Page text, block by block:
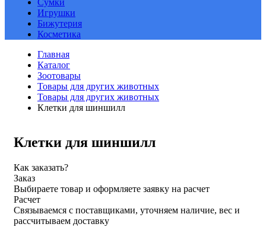
Сумки
Игрушки
Бижутерия
Косметика
Главная
Каталог
Зоотовары
Товары для других животных
Товары для других животных
Клетки для шиншилл
Клетки для шиншилл
Как заказать?
Заказ
Выбираете товар и оформляете заявку на расчет
Расчет
Связываемся с поставщиками, уточняем наличие, вес и
рассчитываем доставку